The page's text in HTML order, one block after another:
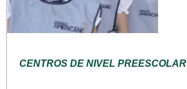
CENTROS DE NIVEL PREESCOLAR